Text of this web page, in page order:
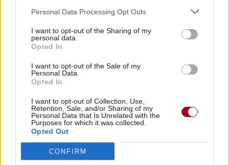
Personal Data Processing Opt Outs
I want to opt-out of the Sharing of my
personal data.
Opted In
I want to opt-out of the Sale of my
Personal Data.
Opted In
I want to opt-out of Collection, Use,
Retention, Sale, and/or Sharing of my
Personal Data that Is Unrelated with the
Purposes for which it was collected.
Opted Out
CONFIRM
Paroles + Traduction Téléchargement
Vidéos
Commentaires
Voir la vidéo de «1000 Feet»
Paroles + Traduction